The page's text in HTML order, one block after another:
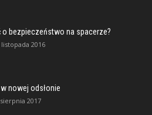
o bezpieczeństwo na spacerze?
listopada 2016
nowej odsłonie
2017